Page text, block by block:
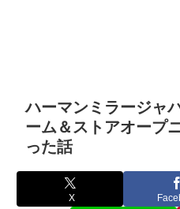
ハーマンミラージャ
ーム＆ストアオープ
った話
X